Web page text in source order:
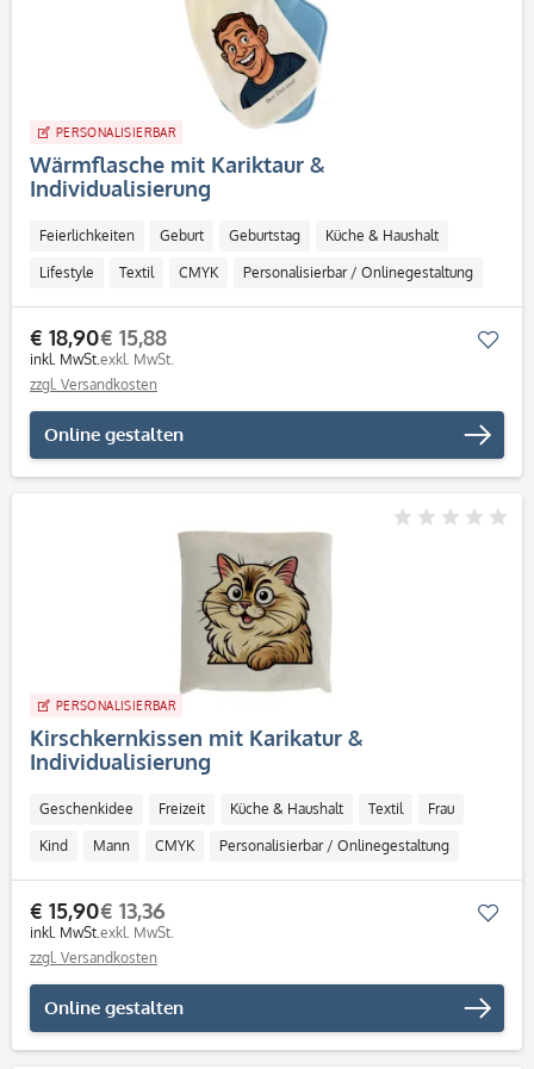
PERSONALISIERBAR
Wärmflasche mit Kariktaur &
Individualisierung
Feierlichkeiten Geburt Geburtstag Küche & Haushalt
Lifestyle Textil CMYK Personalisierbar / Onlinegestaltung
€ 18,90
inkl. MwSt.
€ 15,88
exkl. MwSt.
zzgl. Versandkosten
Online gestalten
PERSONALISIERBAR
Kirschkernkissen mit Karikatur &
Individualisierung
Geschenkidee Freizeit Küche & Haushalt Textil Frau
Kind Mann CMYK Personalisierbar / Onlinegestaltung
€ 15,90
inkl. MwSt.
€ 13,36
exkl. MwSt.
zzgl. Versandkosten
Online gestalten